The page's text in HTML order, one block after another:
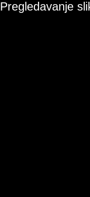
Pregledavanje